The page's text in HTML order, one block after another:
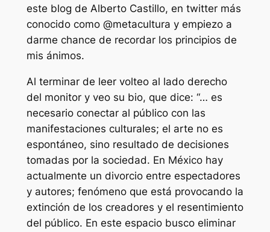
este blog de Alberto Castillo, en twitter más
conocido como @metacultura y empiezo a
darme chance de recordar los principios de
mis ánimos.
Al terminar de leer volteo al lado derecho
del monitor y veo su bio, que dice: “… es
necesario conectar al público con las
manifestaciones culturales; el arte no es
espontáneo, sino resultado de decisiones
tomadas por la sociedad. En México hay
actualmente un divorcio entre espectadores
y autores; fenómeno que está provocando la
extinción de los creadores y el resentimiento
del público. En este espacio busco eliminar